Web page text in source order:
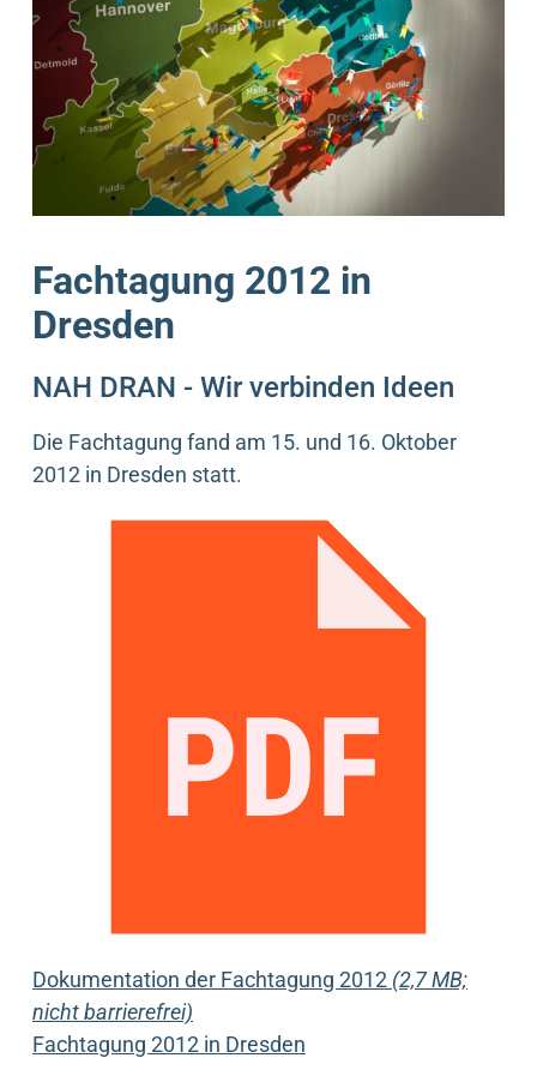
Fachtagung 2012 in
Dresden
NAH DRAN - Wir verbinden Ideen
Die Fachtagung fand am 15. und 16. Oktober
2012 in Dresden statt.
Dokumentation der Fachtagung 2012 (2,7 MB;
nicht barrierefrei)
Fachtagung 2012 in Dresden